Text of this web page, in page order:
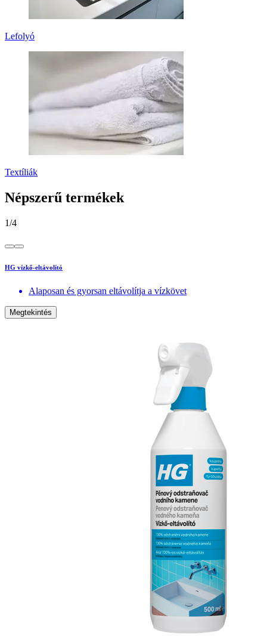
Lefolyó
Textíliák
Népszerű termékek
1/4
HG vízkő-eltávolító
Alaposan és gyorsan eltávolítja a vízkövet
Megtekintés